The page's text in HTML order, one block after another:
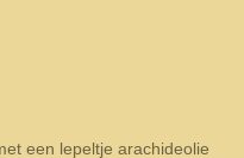
een lepeltje arachideolie